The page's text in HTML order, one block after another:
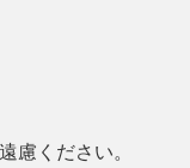
慮ください。